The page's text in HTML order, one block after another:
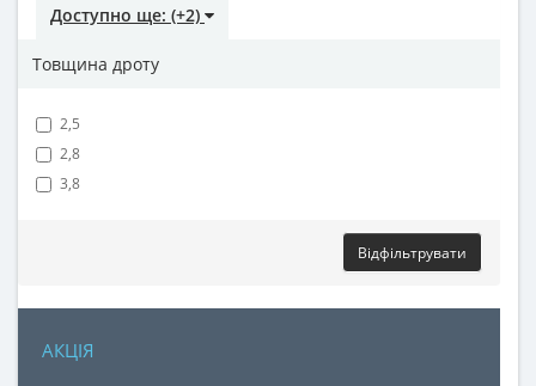
Доступно ще: (+2)
Товщина дроту
2,5
2,8
3,8
Відфільтрувати
АКЦІЯ